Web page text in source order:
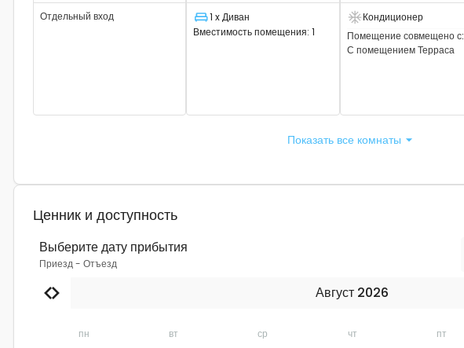
Отдельный вход Спальное место
1 x Диван
Вместимость помещения:1
Есть кондиционер
Кондиционер
Помещение совмещено с:
С помещениемТерраса
Показать все комнаты
Ценник и доступность
Выберите дату прибытия
Приезд- Отъезд
Август 2026
пн вт ср чт пт